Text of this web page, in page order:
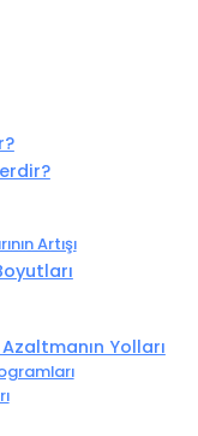
Artışı
Yolları